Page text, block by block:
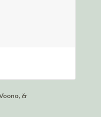
čr